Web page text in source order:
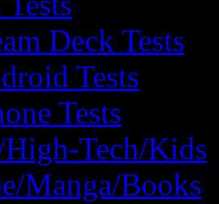
Deck Tests
Tests
Tests
High-Tech/Kids
Manga/Books